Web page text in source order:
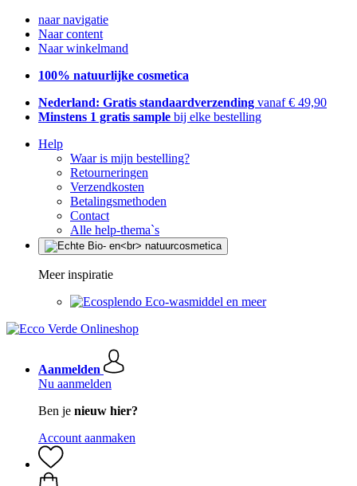
naar navigatie
Naar content
Naar winkelmand
100% natuurlijke cosmetica
Nederland: Gratis standaardverzending vanaf € 49,90
Minstens 1 gratis sample bij elke bestelling
Help
Waar is mijn bestelling?
Retourneringen
Verzendkosten
Betalingsmethoden
Contact
Alle help-thema`s
Meer inspiratie
Eco-wasmiddel en meer
Aanmelden
Nu aanmelden
Ben je nieuw hier?
Account aanmaken